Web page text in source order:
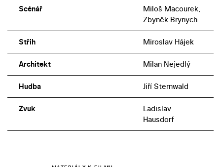
Scénář
Miloš Macourek,
Zbyněk Brynych
Střih Miroslav Hájek
Architekt Milan Nejedlý
Hudba Jiří Sternwald
Zvuk
Ladislav
Hausdorf